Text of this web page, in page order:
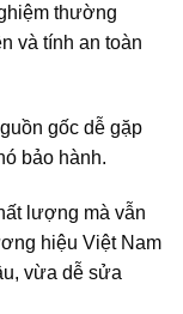
thường
và tính an toàn
gốc dễ gặp
bảo hành.
lượng mà vẫn
hiệu Việt Nam
vừa dễ sửa